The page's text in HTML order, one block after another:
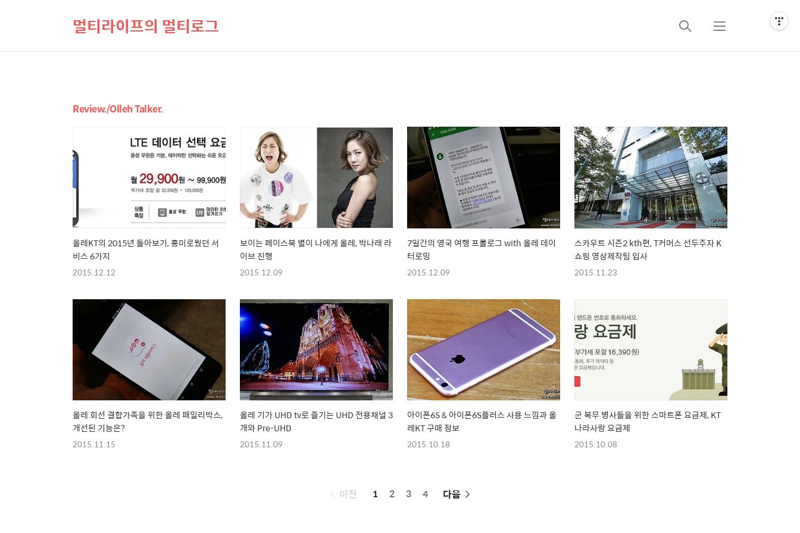
멀티라이프의 멀티로그
검
메
Review./Olleh Talker.
올레KT의 2015년 돌아보기, 흥미로웠던 서
비스 6가지
2015.12.12
보이는 페이스북 별이 나에게 올레, 박나래 라
이브 진행
2015.12.09
7일간의 영국 여행 프롤로그 with 올레 데이
터로밍
2015.12.09
스카우트 시즌2 kth편, T커머스 선두주자 K
쇼핑 영상제작팀 입사
2015.11.23
올레 회선 결합가족을 위한 올레 패밀리박스,
개선된 기능은?
2015.11.15
올레 기가 UHD tv로 즐기는 UHD 전용채널 3
개와 Pre-UHD
2015.11.09
아이폰6S & 아이폰6S플러스 사용 느낌과 올
레KT 구매 정보
2015.10.18
군 복무 병사들을 위한 스마트폰 요금제, KT
나라사랑 요금제
2015.10.08
페
이전 1 2 3 4 다음